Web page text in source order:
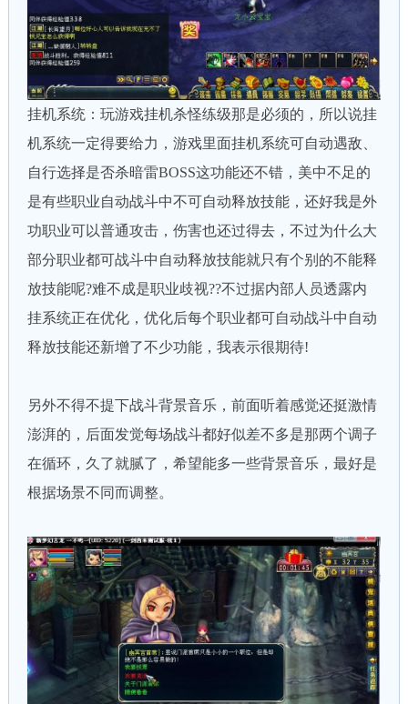
挂机系统：玩游戏挂机杀怪练级那是必须的，所以说挂
机系统一定得要给力，游戏里面挂机系统可自动遇敌、
自行选择是否杀暗雷BOSS这功能还不错，美中不足的
是有些职业自动战斗中不可自动释放技能，还好我是外
功职业可以普通攻击，伤害也还过得去，不过为什么大
部分职业都可战斗中自动释放技能就只有个别的不能释
放技能呢?难不成是职业歧视??不过据内部人员透露内
挂系统正在优化，优化后每个职业都可自动战斗中自动
释放技能还新增了不少功能，我表示很期待!
另外不得不提下战斗背景音乐，前面听着感觉还挺激情
澎湃的，后面发觉每场战斗都好似差不多是那两个调子
在循环，久了就腻了，希望能多一些背景音乐，最好是
根据场景不同而调整。